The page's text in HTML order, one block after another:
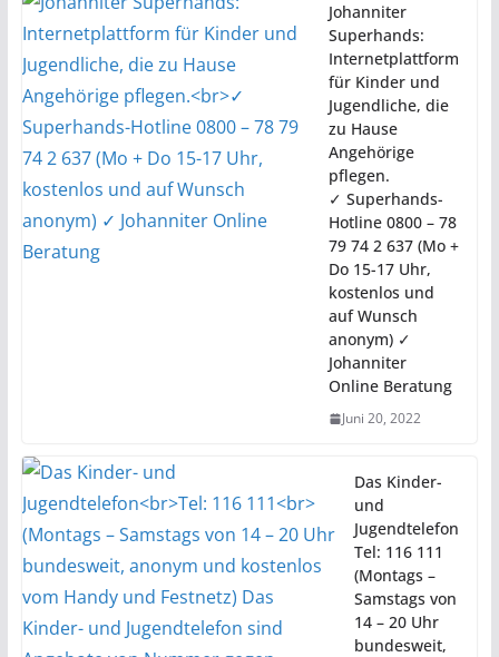
Johanniter
Superhands:
Internetplattform
für Kinder und
Jugendliche, die
zu Hause
Angehörige
pflegen.
✓ Superhands-
Hotline 0800 – 78
79 74 2 637 (Mo +
Do 15-17 Uhr,
kostenlos und
auf Wunsch
anonym) ✓
Johanniter
Online Beratung
Juni 20, 2022
Das Kinder-
und
Jugendtelefon
Tel: 116 111
(Montags –
Samstags von
14 – 20 Uhr
bundesweit,